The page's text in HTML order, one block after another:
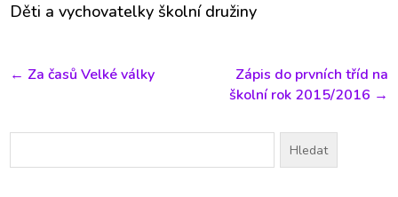
Děti a vychovatelky školní družiny
← Za časů Velké války
Zápis do prvních tříd na
školní rok 2015/2016 →
Vyhledávání